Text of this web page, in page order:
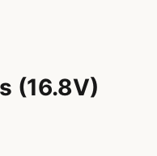
(16.8V)